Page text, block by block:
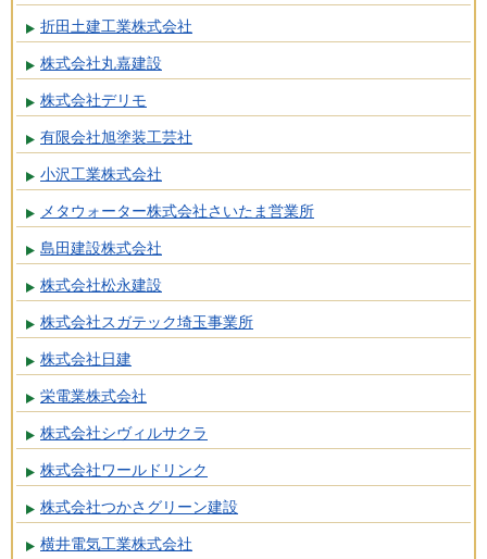
折田土建工業株式会社
株式会社丸嘉建設
株式会社デリモ
有限会社旭塗装工芸社
小沢工業株式会社
メタウォーター株式会社さいたま営業所
島田建設株式会社
株式会社松永建設
株式会社スガテック埼玉事業所
株式会社日建
栄電業株式会社
株式会社シヴィルサクラ
株式会社ワールドリンク
株式会社つかさグリーン建設
横井電気工業株式会社